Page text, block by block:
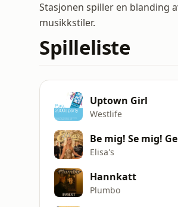
Stasjonen spiller en blanding
musikkstiler.
Spilleliste
Uptown Girl
Westlife
Be mig! Se mig!
Elisa's
Hannkatt
Plumbo